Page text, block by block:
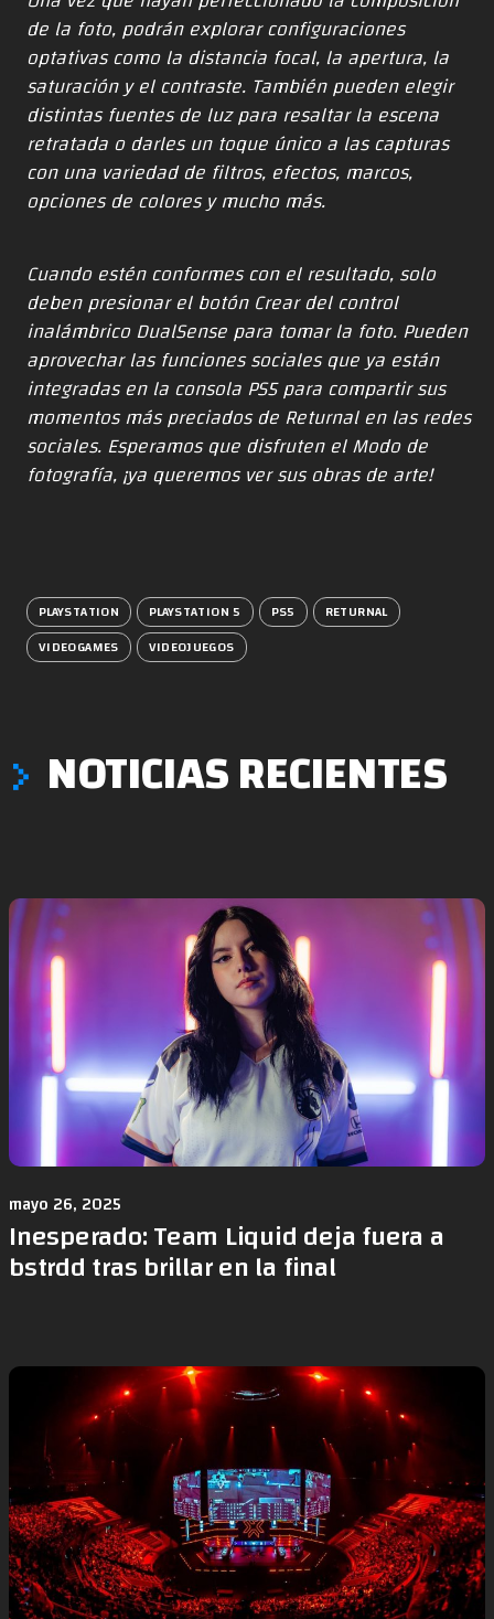
de la foto, podrán explorar configuraciones
optativas como la distancia focal, la apertura, la
saturación y el contraste. También pueden elegir
distintas fuentes de luz para resaltar la escena
retratada o darles un toque único a las capturas
con una variedad de filtros, efectos, marcos,
opciones de colores y mucho más.
Cuando estén conformes con el resultado, solo
deben presionar el botón Crear del control
inalámbrico DualSense para tomar la foto. Pueden
aprovechar las funciones sociales que ya están
integradas en la consola PS5 para compartir sus
momentos más preciados de Returnal en las redes
sociales. Esperamos que disfruten el Modo de
fotografía, ¡ya queremos ver sus obras de arte!
PLAYSTATION PLAYSTATION 5 PS5
RETURNAL
VIDEOGAMES
VIDEOJUEGOS
NOTICIAS RECIENTES
mayo 26, 2025
Inesperado: Team Liquid deja fuera a
bstrdd tras brillar en la final